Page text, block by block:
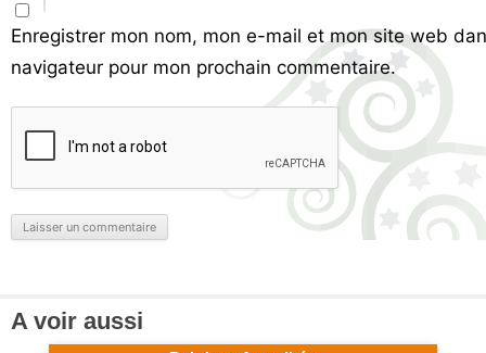
Enregistrer mon nom, mon e-mail et mon site web
navigateur pour mon prochain commentaire.
A voir aussi